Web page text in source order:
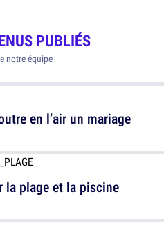
PUBLIÉS
notre équipe
en l’air un mariage
la plage et la piscine